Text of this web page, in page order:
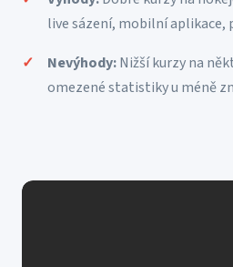
live sázení, mobilní aplikace,
Nevýhody:Nižší kurzy na
omezené statistiky u méně